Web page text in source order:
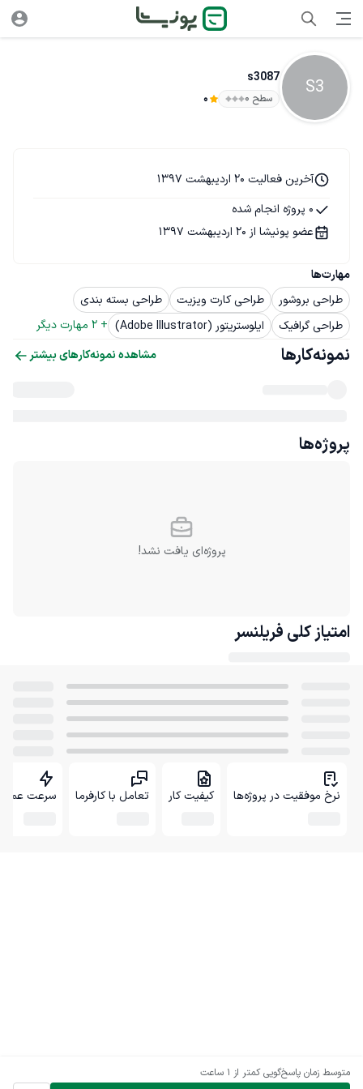
S3
s3087
سطح ۰ 0
متوسط زمان پاسخ‌گویی کمتر از 1 ساعت
مهارت‌ها
طراحی بروشور
طراحی کارت ویزیت
طراحی بسته بندی
طراحی گرافیک
ایلوستریتور (Adobe Illustrator) +
2 مهارت دیگر
آخرین فعالیت 20 اردیبهشت 1397
0 پروژه انجام شده
عضو پونیشا از 20 اردیبهشت 1397
نمونه‌کارها مشاهده نمونه‌کارهای بیشتر
پروژه‌ها
پروژه‌ای یافت نشد!
امتیاز کلی فریلنسر
نرخ موفقیت در پروژه‌ها کیفیت کار تعامل با کارفرما سرعت عمل